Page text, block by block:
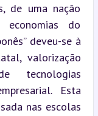
de uma nação
economias do
deveu-se à
valorização
tecnologias
Esta
nas escolas